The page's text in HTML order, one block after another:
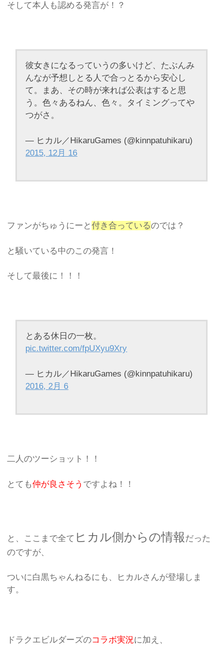
そして本人も認める発言が！？
彼女きになるっていうの多いけど、たぶんみ
んなが予想しとる人で合っとるから安心し
て。まあ、その時が来れば公表はすると思
う。色々あるねん、色々。タイミングってや
つがさ。
— ヒカル／HikaruGames (@kinnpatuhikaru)
2015, 12月 16
ファンがちゅうにーと付き合っているのでは？
と騒いている中のこの発言！
そして最後に！！！
とある休日の一枚。
pic.twitter.com/fpUXyu9Xry
— ヒカル／HikaruGames (@kinnpatuhikaru)
2016, 2月 6
二人のツーショット！！
とても仲が良さそう ですよね！！
と、ここまで全て ヒカル側からの情報 だった
のですが、
ついに白黒ちゃんねるにも、ヒカルさんが登場しま
す。
ドラクエビルダーズのコラボ実況に加え、